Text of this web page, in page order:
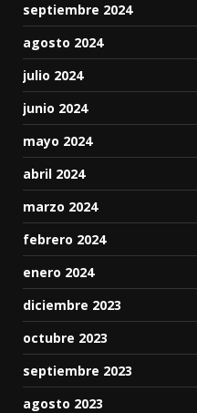
septiembre 2024
agosto 2024
julio 2024
junio 2024
mayo 2024
abril 2024
marzo 2024
febrero 2024
enero 2024
diciembre 2023
octubre 2023
septiembre 2023
agosto 2023